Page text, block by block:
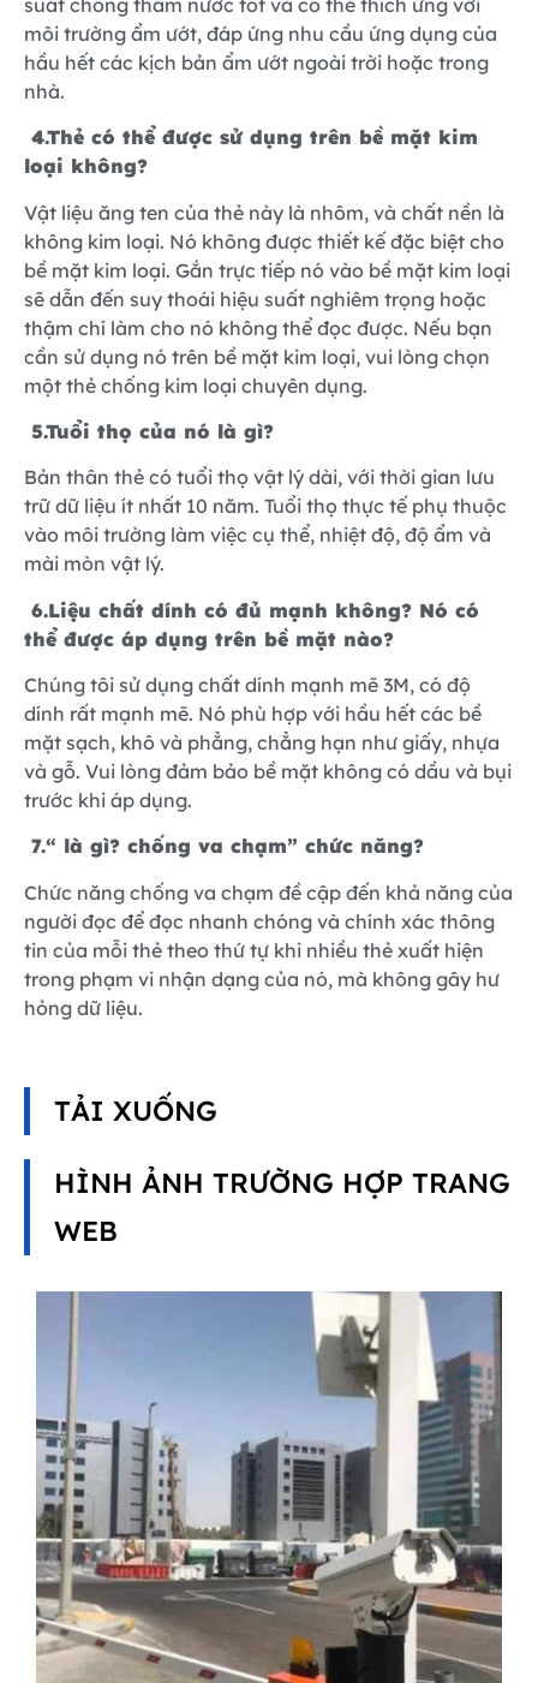
môi trường ẩm ướt, đáp ứng nhu cầu ứng dụng của
hầu hết các kịch bản ẩm ướt ngoài trời hoặc trong
nhà.
4.Thẻ có thể được sử dụng trên bề mặt kim
loại không?
Vật liệu ăng ten của thẻ này là nhôm, và chất nền là
không kim loại. Nó không được thiết kế đặc biệt cho
bề mặt kim loại. Gắn trực tiếp nó vào bề mặt kim loại
sẽ dẫn đến suy thoái hiệu suất nghiêm trọng hoặc
thậm chí làm cho nó không thể đọc được. Nếu bạn
cần sử dụng nó trên bề mặt kim loại, vui lòng chọn
một thẻ chống kim loại chuyên dụng.
5.Tuổi thọ của nó là gì?
Bản thân thẻ có tuổi thọ vật lý dài, với thời gian lưu
trữ dữ liệu ít nhất 10 năm. Tuổi thọ thực tế phụ thuộc
vào môi trường làm việc cụ thể, nhiệt độ, độ ẩm và
mài mòn vật lý.
6.Liệu chất dính có đủ mạnh không? Nó có
thể được áp dụng trên bề mặt nào?
Chúng tôi sử dụng chất dính mạnh mẽ 3M, có độ
dính rất mạnh mẽ. Nó phù hợp với hầu hết các bề
mặt sạch, khô và phẳng, chẳng hạn như giấy, nhựa
và gỗ. Vui lòng đảm bảo bề mặt không có dầu và bụi
trước khi áp dụng.
7.“ là gì? chống va chạm” chức năng?
Chức năng chống va chạm đề cập đến khả năng của
người đọc để đọc nhanh chóng và chính xác thông
tin của mỗi thẻ theo thứ tự khi nhiều thẻ xuất hiện
trong phạm vi nhận dạng của nó, mà không gây hư
hỏng dữ liệu.
TẢI XUỐNG
HÌNH ẢNH TRƯỜNG HỢP TRANG
WEB